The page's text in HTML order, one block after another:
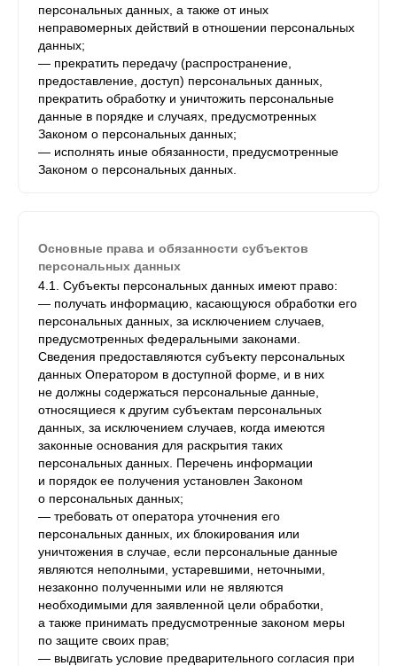
персональных данных, а также от иных
неправомерных действий в отношении персональных
данных;
— прекратить передачу (распространение,
предоставление, доступ) персональных данных,
прекратить обработку и уничтожить персональные
данные в порядке и случаях, предусмотренных
Законом о персональных данных;
— исполнять иные обязанности, предусмотренные
Законом о персональных данных.
Основные права и обязанности субъектов
персональных данных
4.1. Субъекты персональных данных имеют право:
— получать информацию, касающуюся обработки его
персональных данных, за исключением случаев,
предусмотренных федеральными законами.
Сведения предоставляются субъекту персональных
данных Оператором в доступной форме, и в них
не должны содержаться персональные данные,
относящиеся к другим субъектам персональных
данных, за исключением случаев, когда имеются
законные основания для раскрытия таких
персональных данных. Перечень информации
и порядок ее получения установлен Законом
о персональных данных;
— требовать от оператора уточнения его
персональных данных, их блокирования или
уничтожения в случае, если персональные данные
являются неполными, устаревшими, неточными,
незаконно полученными или не являются
необходимыми для заявленной цели обработки,
а также принимать предусмотренные законом меры
по защите своих прав;
— выдвигать условие предварительного согласия при